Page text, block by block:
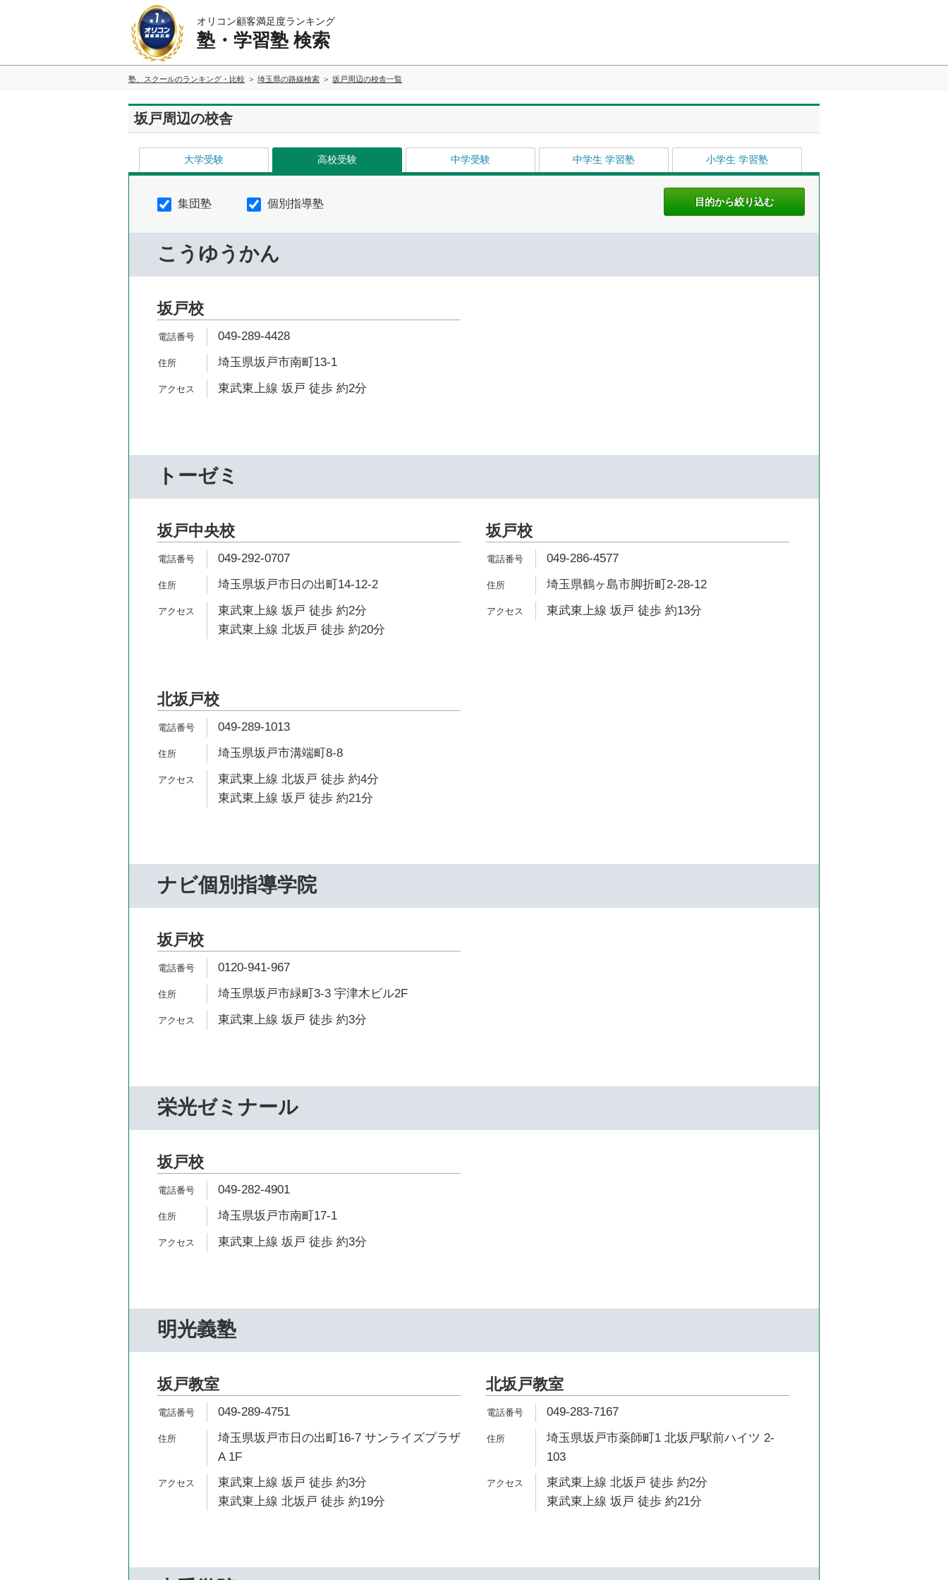
オリコン顧客満足度ランキング
塾・学習塾 検索
塾、スクールのランキング・比較 埼玉県の路線検索 坂戸周辺の校舎一覧
坂戸周辺の校舎
大学受験 高校受験 中学受験 中学生 学習塾 小学生 学習塾
集団塾 個別指導塾
こうゆうかん
坂戸校
049-289-4428
埼玉県坂戸市南町13-1
東武東上線 坂戸 徒歩 約2分
トーゼミ
坂戸中央校
049-292-0707
埼玉県坂戸市日の出町14-12-2
東武東上線 坂戸 徒歩 約2分
東武東上線 北坂戸 徒歩 約20分
坂戸校
049-286-4577
埼玉県鶴ヶ島市脚折町2-28-12
東武東上線 坂戸 徒歩 約13分
北坂戸校
049-289-1013
埼玉県坂戸市溝端町8-8
東武東上線 北坂戸 徒歩 約4分
東武東上線 坂戸 徒歩 約21分
ナビ個別指導学院
坂戸校
0120-941-967
埼玉県坂戸市緑町3-3 宇津木ビル2F
東武東上線 坂戸 徒歩 約3分
栄光ゼミナール
坂戸校
049-282-4901
埼玉県坂戸市南町17-1
東武東上線 坂戸 徒歩 約3分
明光義塾
坂戸教室
049-289-4751
埼玉県坂戸市日の出町16-7 サンライズプラザ
A 1F
東武東上線 坂戸 徒歩 約3分
東武東上線 北坂戸 徒歩 約19分
北坂戸教室
049-283-7167
埼玉県坂戸市薬師町1 北坂戸駅前ハイツ 2-
103
東武東上線 北坂戸 徒歩 約2分
東武東上線 坂戸 徒歩 約21分